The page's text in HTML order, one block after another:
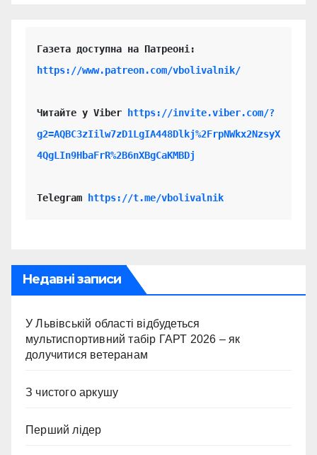
https://www.patreon.com/vbolivalnik/
Читайте у Viber
https://invite.viber.com/?
g2=AQBC3zIilw7zD1LgIA448Dlkj%2FrpNWkx2NzsyX
4QgLIn9HbaFrR%2B6nXBgCaKMBDj
Telegram https://t.me/vbolivalnik
Недавні записи
У Львівській області відбудеться
мультиспортивний табір ГАРТ 2026 – як
долучитися ветеранам
З чистого аркушу
Перший лідер